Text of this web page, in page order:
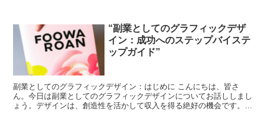
“副業としてのグラフィックデザ
イン：成功へのステップバイステ
ップガイド”
副業としてのグラフィックデザイン：はじめに こんにちは、皆さ
ん。今日は副業としてのグラフィックデザインについてお話ししまし
ょう。デザインは、創造性を活かして収入を得る絶好の機会です。し